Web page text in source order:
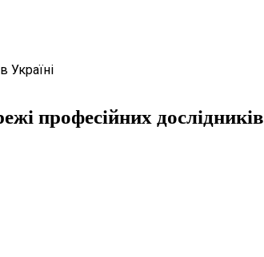
Україні
професійних дослідників